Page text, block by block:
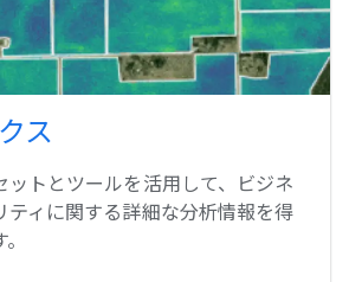
ス
ットとツールを活用して、ビジネ
ティに関する詳細な分析情報を得